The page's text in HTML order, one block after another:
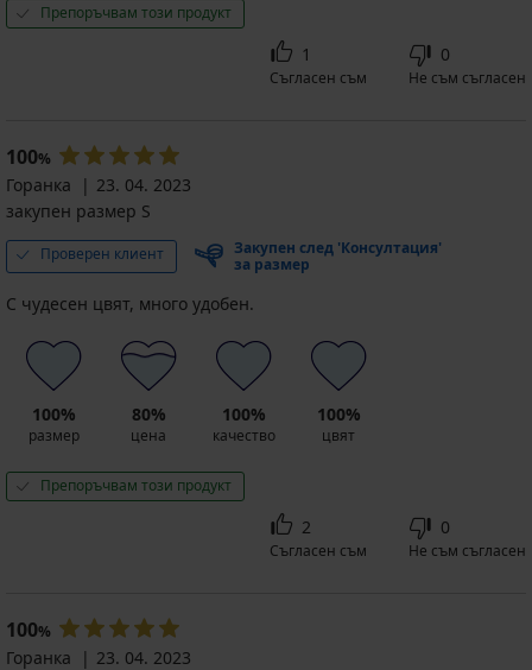
код
GET20
GET20
(22,98
Препоръчвам този продукт
1
Съгласен съм
0
Не съм съгласен
100%
Горанка
23. 04. 2023
закупен размер S
Проверен клиент
Закупен след 'Консултация'
за размер
С чудесен цвят, много удобен.
100%
размер
80%
цена
100%
качество
100%
цвят
Препоръчвам този продукт
2
Съгласен съм
0
Не съм съгласен
100%
Горанка
23. 04. 2023